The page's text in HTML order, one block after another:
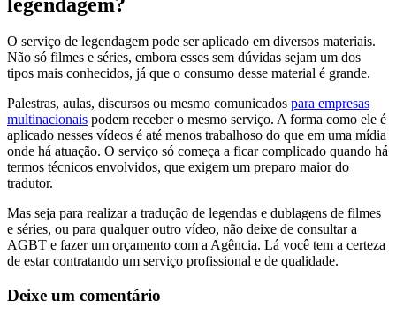
O serviço de legendagem pode ser aplicado em diversos materiais.
Não só filmes e séries, embora esses sem dúvidas sejam um dos
tipos mais conhecidos, já que o consumo desse material é grande.
Palestras, aulas, discursos ou mesmo comunicados para empresas
multinacionais podem receber o mesmo serviço. A forma como ele é
aplicado nesses vídeos é até menos trabalhoso do que em uma mídia
onde há atuação. O serviço só começa a ficar complicado quando há
termos técnicos envolvidos, que exigem um preparo maior do
tradutor.
Mas seja para realizar a tradução de legendas e dublagens de filmes
e séries, ou para qualquer outro vídeo, não deixe de consultar a
AGBT e fazer um orçamento com a Agência. Lá você tem a certeza
de estar contratando um serviço profissional e de qualidade.
Deixe um comentário